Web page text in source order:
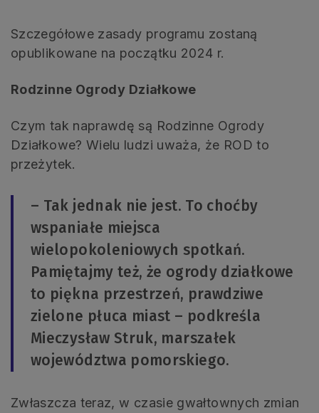
Szczegółowe zasady programu zostaną
opublikowane na początku 2024 r.
Rodzinne Ogrody Działkowe
Czym tak naprawdę są Rodzinne Ogrody
Działkowe? Wielu ludzi uważa, że ROD to
przeżytek.
– Tak jednak nie jest. To choćby
wspaniałe miejsca
wielopokoleniowych spotkań.
Pamiętajmy też, że ogrody działkowe
to piękna przestrzeń, prawdziwe
zielone płuca miast – podkreśla
Mieczysław Struk, marszałek
województwa pomorskiego.
Zwłaszcza teraz, w czasie gwałtownych zmian